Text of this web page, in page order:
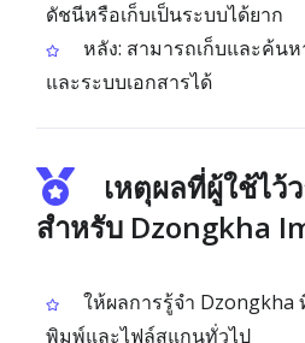
ดัชนีหรือเก็บเป็นระบบได้ยาก
หลัง: สามารถเก็บและค้น
และระบบเอกสารได้
เหตุผลที่ผู้ใช้ไว้
สำหรับ Dzongkha
ให้ผลการรู้จำ Dzongkha
พิมพ์และไฟล์สแกนทั่วไป